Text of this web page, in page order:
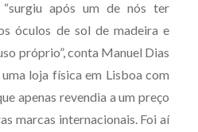
após um de nós ter
óculos de sol de madeira e
próprio”, conta Manuel Dias
loja física em Lisboa com
apenas revendia a um preço
marcas internacionais. Foi aí